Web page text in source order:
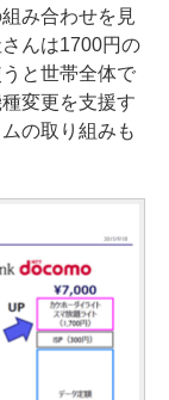
み合わせを見
んは1700円の
と世帯全体で
変更を支援す
の取り組みも